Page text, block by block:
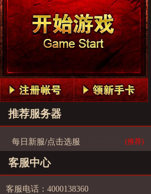
推荐服务器
每日新服/点击选服 (推荐)
客服中心
客服电话：4000138360